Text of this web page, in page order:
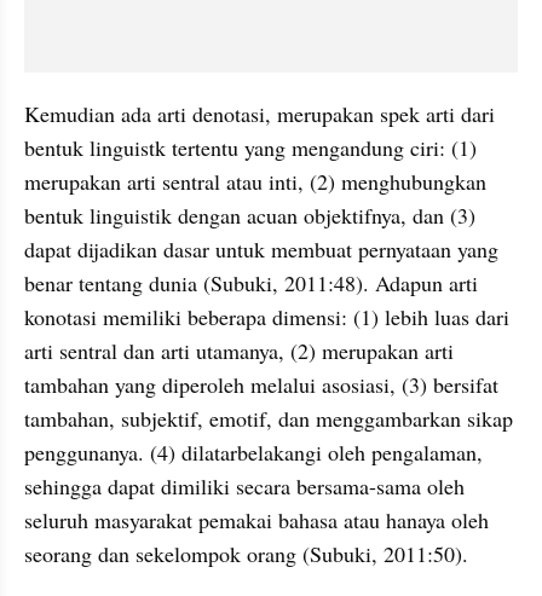
Kemudian ada arti denotasi, merupakan spek arti dari
bentuk linguistk tertentu yang mengandung ciri: (1)
merupakan arti sentral atau inti, (2) menghubungkan
bentuk linguistik dengan acuan objektifnya, dan (3)
dapat dijadikan dasar untuk membuat pernyataan yang
benar tentang dunia (Subuki
konotasi memiliki beberapa dimensi: (1) lebih luas dari
arti sentral dan arti utamanya, (2) merupakan arti
tambahan yang diperoleh melalui asosiasi, (3) bersifat
tambahan, subjektif, emotif, dan menggambarkan sikap
penggunanya. (4) dilatarbelakangi oleh pengalaman,
sehingga dapat dimiliki secara bersama-sama oleh
seluruh masyarakat pemakai bahasa atau hanaya oleh
seorang dan sekelompok orang (Subuki, 2011:50).